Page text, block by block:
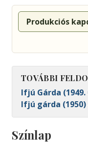
Produkciós
TOVÁBBI
Ifjú Gárda (1949.
Ifjú gárda (1950)
Színlap